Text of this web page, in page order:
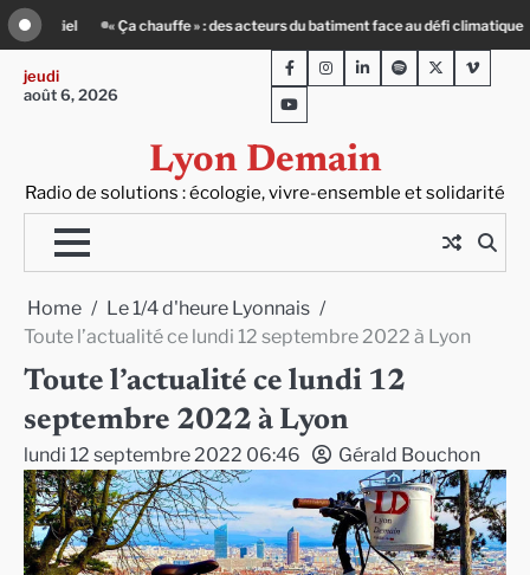
Skip
to
content
face au défi climatique Entourage : un petit-déj contre l’isolement
jeudi
août 6, 2026
Lyon Demain
Radio de solutions : écologie, vivre-ensemble et solidarité
FacebookInstagram
LinkedInSpotifyTwitterViméo
Youtube
Home
Le 1/4 d'heure Lyonnais
Toute l’actualité ce lundi 12 septembre 2022 à Lyon
Toute l’actualité ce lundi 12
septembre 2022 à Lyon
lundi 12 septembre 2022 06:46 Gérald Bouchon